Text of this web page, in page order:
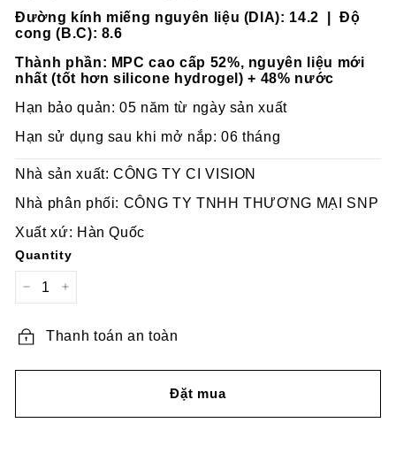
Đường kính miếng nguyên liệu (DIA): 14.2 | Độ
cong (B.C): 8.6
Thành phần: MPC cao cấp 52%, nguyên liệu mới
nhất (tốt hơn silicone hydrogel) + 48% nước
Hạn bảo quản: 05 năm từ ngày sản xuất
Hạn sử dụng sau khi mở nắp: 06 tháng
Nhà sản xuất: CÔNG TY CI VISION
Nhà phân phối: CÔNG TY TNHH THƯƠNG MẠI SNP
Xuất xứ: Hàn Quốc
Quantity
Thanh toán an toàn
Đặt mua